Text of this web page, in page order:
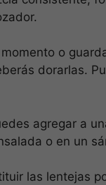
o
dorarlas.
agregar a
o en un
las lentejas